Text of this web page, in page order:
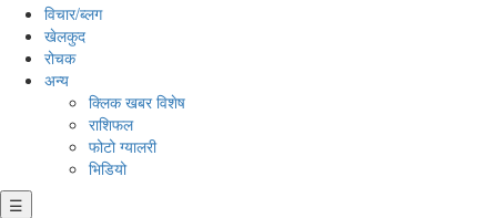
विचार/ब्लग
खेलकुद
रोचक
अन्य
क्लिक खबर विशेष
राशिफल
फोटो ग्यालरी
भिडियो
☰